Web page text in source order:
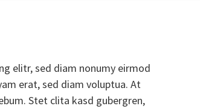
elitr, sed diam nonumy eirmod
erat, sed diam voluptua. At
Stet clita kasd gubergren,